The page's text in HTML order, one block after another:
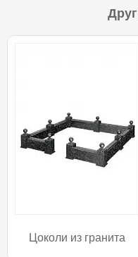
Цоколи из гранита